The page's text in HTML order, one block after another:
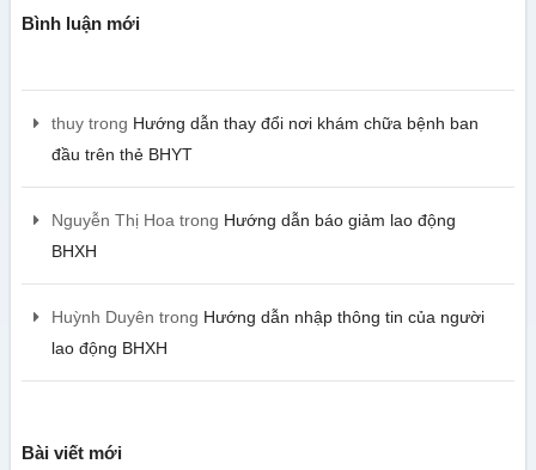
Bình luận mới
thuytrong Hướng dẫn thay đổi nơi khám chữa bệnh ban
đầu trên thẻ BHYT
Nguyễn Thị Hoatrong Hướng dẫn báo giảm lao động
BHXH
Huỳnh Duyên trong Hướng dẫn nhập thông tin của người
lao động BHXH
Bài viết mới